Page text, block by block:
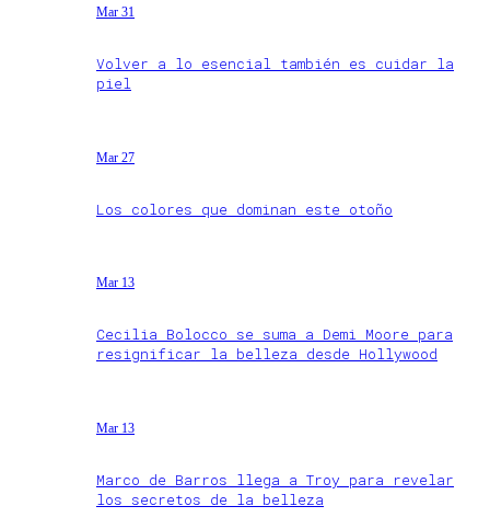
Mar 31
Volver a lo esencial también es cuidar la
piel
Mar 27
Los colores que dominan este otoño
Mar 13
Cecilia Bolocco se suma a Demi Moore para
resignificar la belleza desde Hollywood
Mar 13
Marco de Barros llega a Troy para revelar
los secretos de la belleza